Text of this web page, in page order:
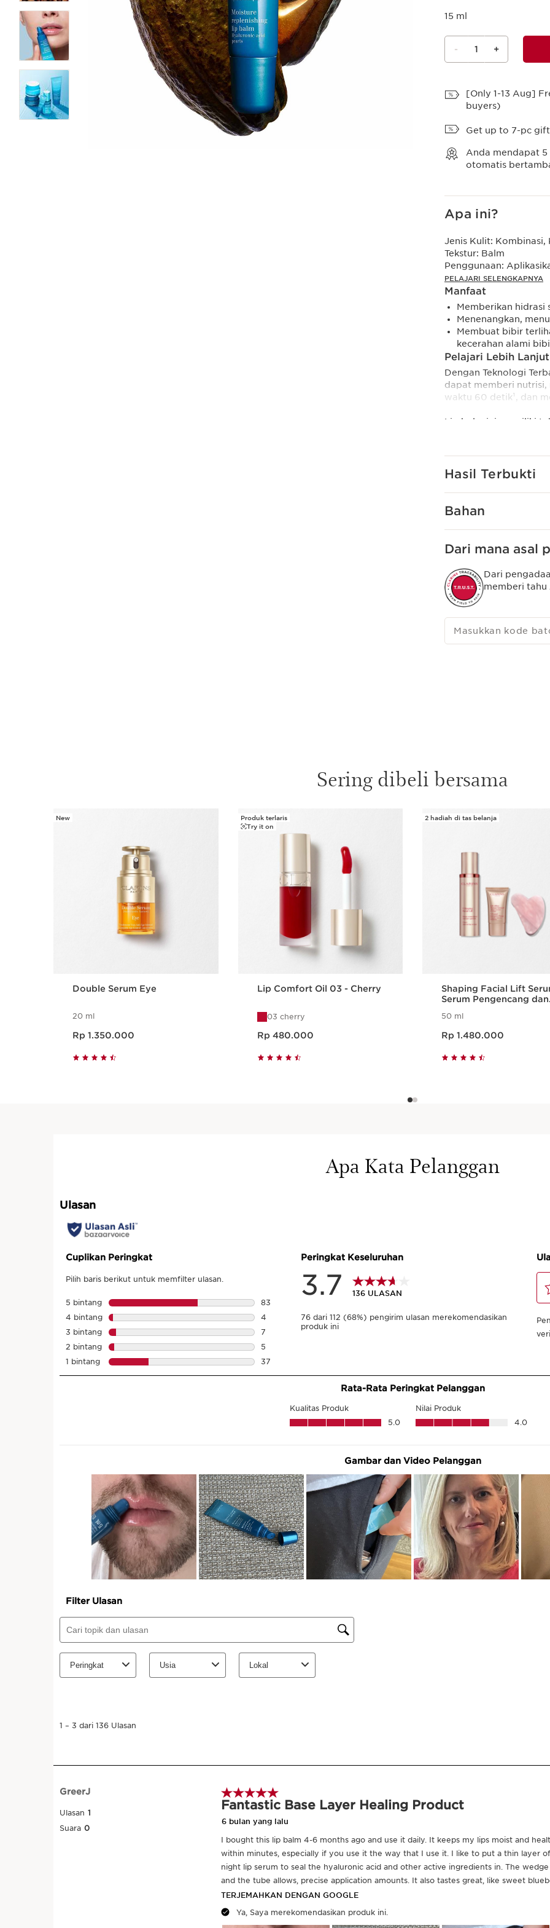
15 ml
- 1 +
[Only 1-13 Aug]
buyers)
Get up to 7-pc
Anda mendapat 5
otomatis
Apa ini?
Jenis Kulit: Kombinasi,
Tekstur: Balm
Penggunaan:
PELAJARI SELENGKAPNYA
Manfaat
Memberikan hidrasi
Menenangkan,
Membuat bibir
kecerahan alami
Pelajari Lebih Lanjut
Dengan Teknologi
dapat memberi
waktu 60 detik¹, dan
Lip balm ini memiliki
kulit dari dehidrasi.
plastik daur ulang.
¹Berdasarkan uji
²Berdasarkan uji klinis
Inovasi dan Pakar
Teknologi baru
Butiran berbasis
dapat membuat bibir
alami kulit bibir.
memberi nutrisi, dan
Clarins Plus
Hasil Terbukti
Bahan
Dari mana asal
Dari
memberi tahu
Masukkan kode
Sering dibeli bersama
New
Double Serum Eye
20 ml
Rp 1.350.000
Tampilan Cepat
Produk terlaris
Try it on
Lip Comfort Oil 03 - Cherry
03 cherry
Rp 480.000
Tampilan Cepat
2 hadiah di tas belanja
Shaping Facial Lift
Serum Pengencang dan
50 ml
Rp 1.480.000
Tampilan Cepat
Apa Kata Pelanggan